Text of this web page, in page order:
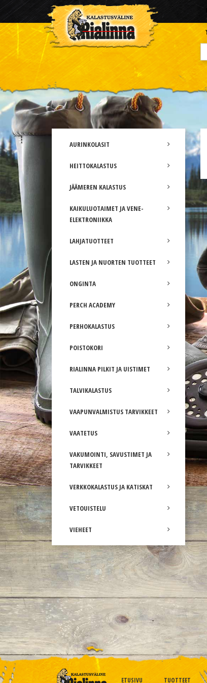
AURINKOLASIT
HEITTOKALASTUS
JÄÄMEREN KALASTUS
KAIKULUOTAIMET JA VENE-
ELEKTRONIIKKA
LAHJATUOTTEET
LASTEN JA NUORTEN TUOTTEET
ONGINTA
PERCH ACADEMY
PERHOKALASTUS
POISTOKORI
RIALINNA PILKIT JA UISTIMET
TALVIKALASTUS
VAAPUNVALMISTUS TARVIKKEET
VAATETUS
VAKUMOINTI, SAVUSTIMET JA
TARVIKKEET
VERKKOKALASTUS JA KATISKAT
VETOUISTELU
VIEHEET
ETUSIVU TUOTTEET